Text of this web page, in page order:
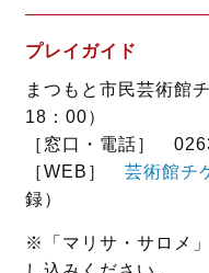
プレイガイド
まつもと市民芸術館
18：00）
［窓口・電話］
［WEB］ 芸術館チ
録）
※「マリサ・サロメ